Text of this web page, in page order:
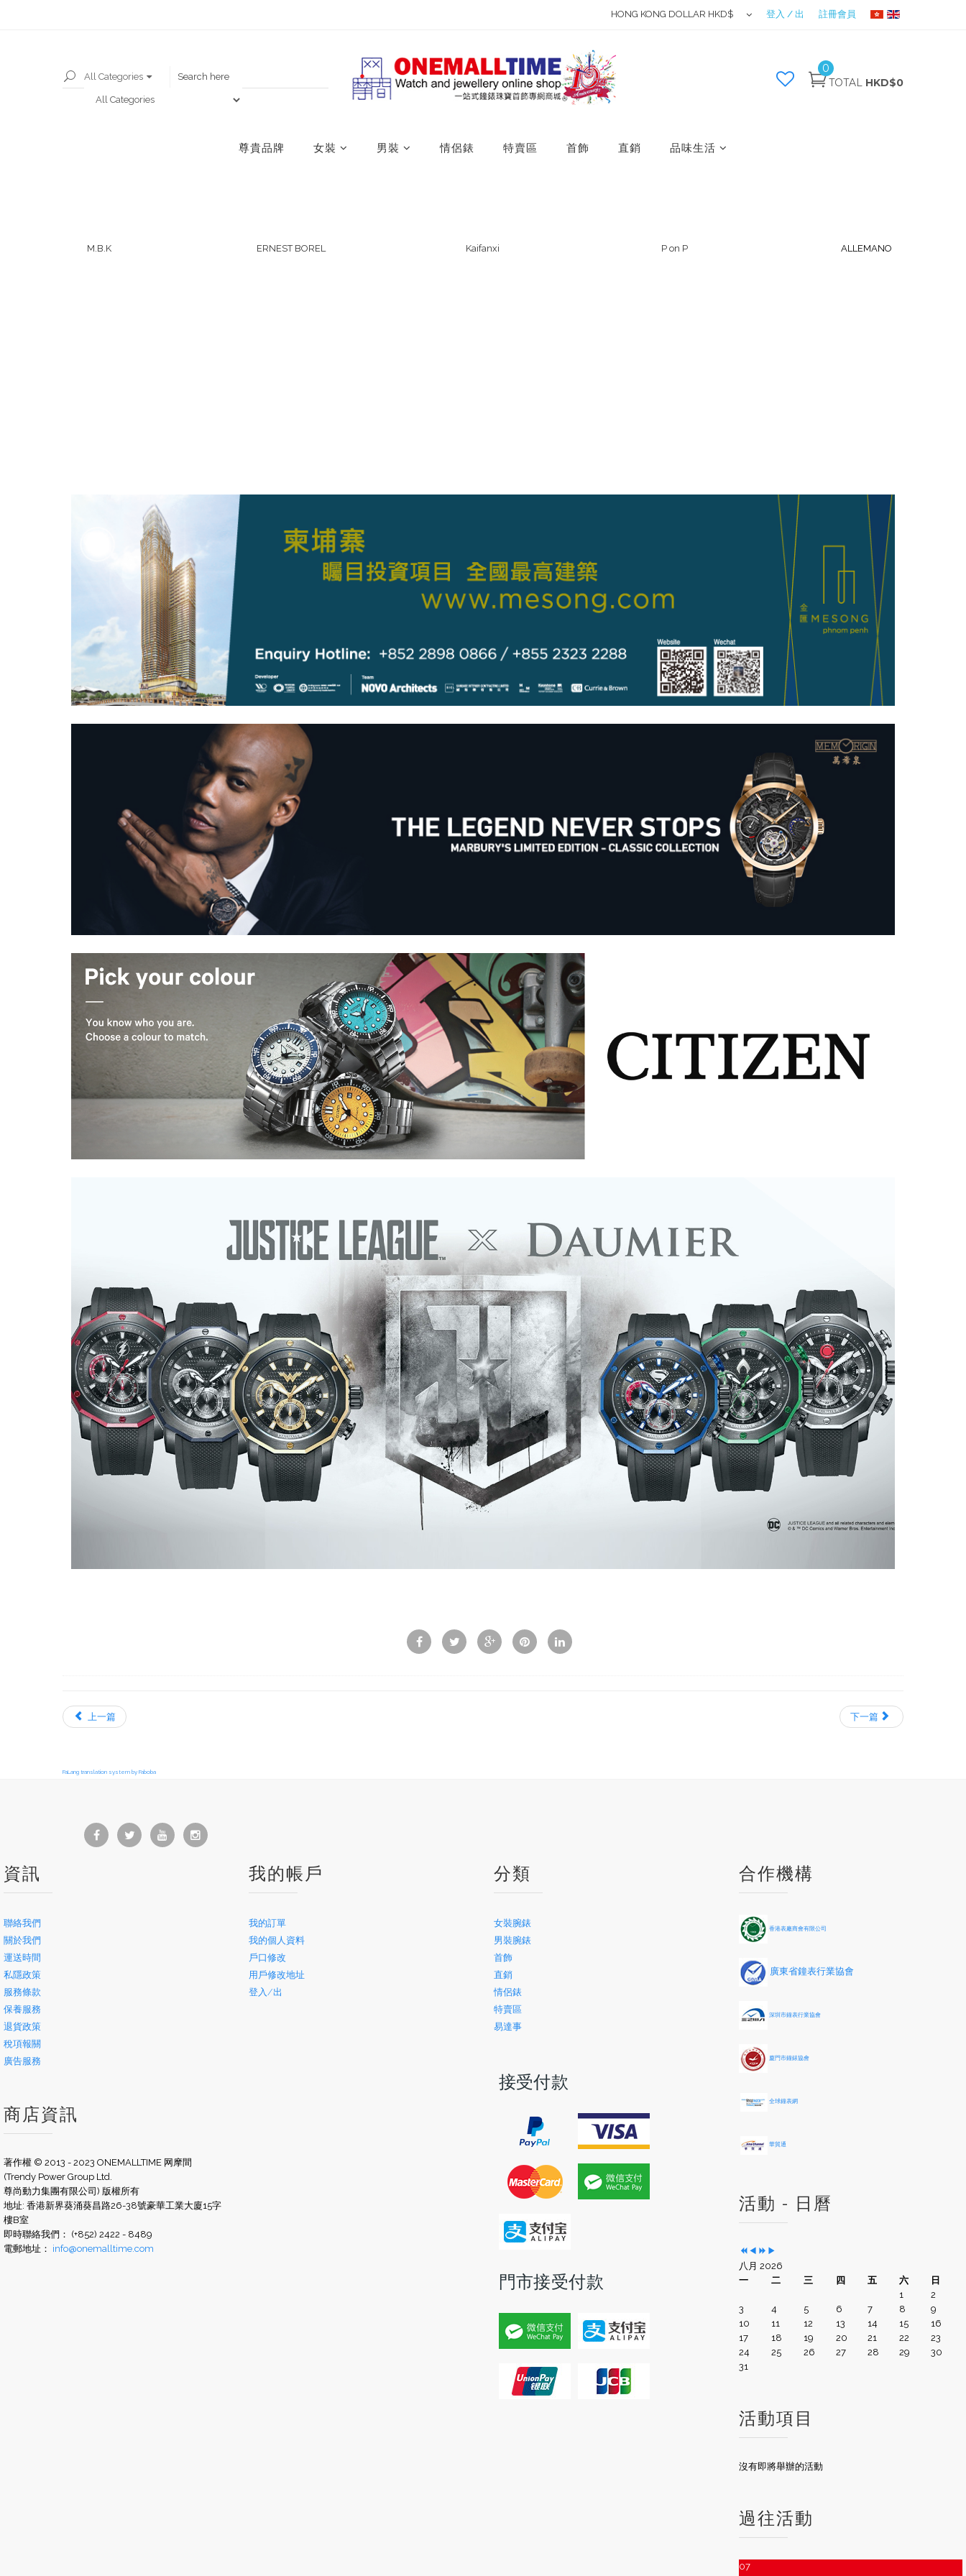
HONG KONG DOLLAR HKD$ 登入 / 出 註冊會員
All Categories
0
TOTAL HKD$0
尊貴品牌 女裝 男裝 情侶錶 特賣區 首飾 直銷 品味生活
M.B.K ERNEST BOREL Kaifanxi P on P ALLEMANO
上一篇 下一篇
FaLang translation system by Faboba
資訊
聯絡我們
關於我們
運送時間
私隱政策
服務條款
保養服務
退貨政策
稅項報關
廣告服務
商店資訊
著作權 © 2013 - 2023 ONEMALLTIME 网摩間
(Trendy Power Group Ltd.
尊尚動力集團有限公司) 版權所有
地址: 香港新界葵涌葵昌路26-38號豪華工業大廈15字
樓B室
即時聯絡我們： (+852) 2422 - 8489
電郵地址： info@onemalltime.com
我的帳戶
我的訂單
我的個人資料
戶口修改
用戶修改地址
登入/出
分類
女裝腕錶
男裝腕錶
首飾
直銷
情侶錶
特賣區
易達事
接受付款
門市接受付款
合作機構
香港表廠商會有限公司
廣東省鐘表行業協會
深圳市鐘表行業協會
廈門市鐘錶協會
全球鐘表網
華貿通
活動 - 日曆
e
o
s
Y
r
r
e
i
o
s
M
n
t
N
x
Y
e
r
N
e
x
八月 2026
一
二 三 四 五 六
日
1
2
3
4 5 6 7 8
9
10
11 12 13 14 15
16
17
18 19 20 21 22
23
24
25 26 27 28 29
30
31
活動項目
沒有即將舉辦的活動
過往活動
07